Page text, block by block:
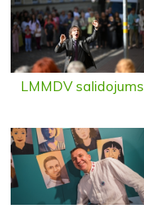
LMMDV salidojums